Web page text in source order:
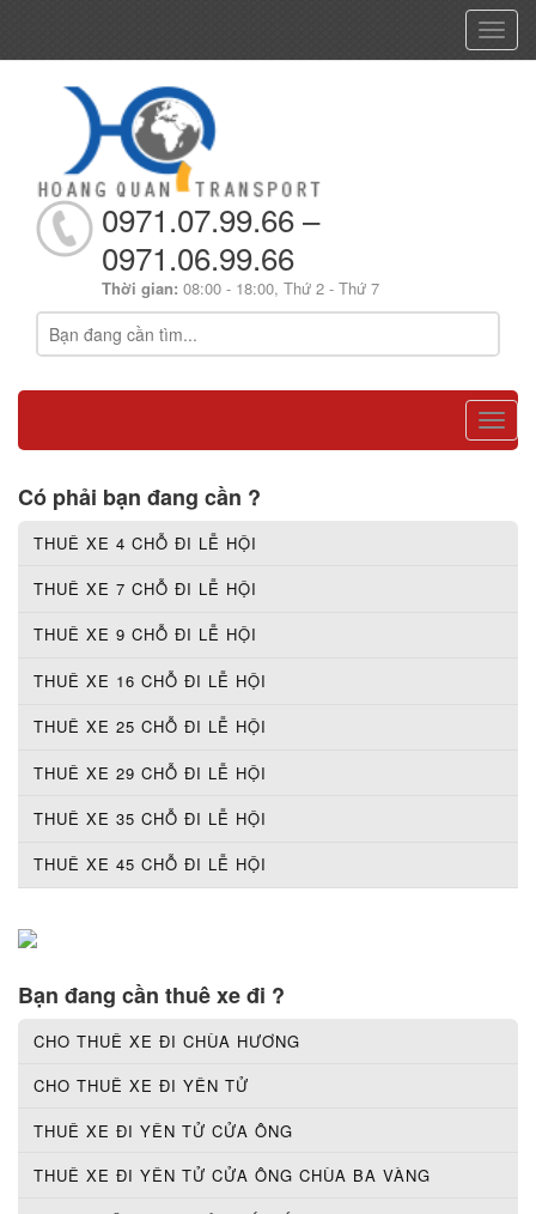
0971.07.99.66 –
0971.06.99.66
Thời gian: 08:00 - 18:00, Thứ 2 - Thứ 7
Có phải bạn đang cần ?
THUÊ XE 4 CHỖ ĐI LỄ HỘI
THUÊ XE 7 CHỖ ĐI LỄ HỘI
THUÊ XE 9 CHỖ ĐI LỄ HỘI
THUÊ XE 16 CHỖ ĐI LỄ HỘI
THUÊ XE 25 CHỖ ĐI LỄ HỘI
THUÊ XE 29 CHỖ ĐI LỄ HỘI
THUÊ XE 35 CHỖ ĐI LỄ HỘI
THUÊ XE 45 CHỖ ĐI LỄ HỘI
Bạn đang cần thuê xe đi ?
CHO THUÊ XE ĐI CHÙA HƯƠNG
CHO THUÊ XE ĐI YÊN TỬ
THUÊ XE ĐI YÊN TỬ CỬA ÔNG
THUÊ XE ĐI YÊN TỬ CỬA ÔNG CHÙA BA VÀNG